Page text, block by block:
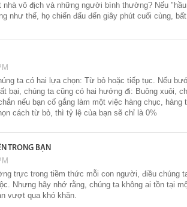
vô địch và những người bình thường? Nếu
như thế, họ chiến đấu đến giây phút cuối cùng,
ta có hai lựa chọn: Từ bỏ hoặc tiếp tục. Nếu
bại, chúng ta cũng có hai hướng đi: Buông xuôi,
nếu bạn cố gắng làm một việc hàng chục, hàng
cách từ bỏ, thì tỷ lệ của bạn sẽ chỉ là 0%
TRONG BẠN
trực trong tiềm thức mỗi con người, điều chúng
Nhưng hãy nhớ rằng, chúng ta không ai tồn tại
vượt qua khó khăn.